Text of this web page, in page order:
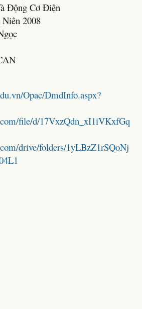
Động Cơ Điện
2008
Opac/DmdInfo.aspx?
file/d/17VxzQdn_xI1iVKxfGq
drive/folders/1yLBzZ1rSQoNj